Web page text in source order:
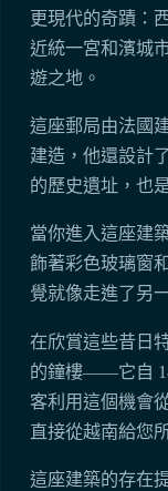
更現代的奇蹟：
近統一宮和濱城
遊之地。
這座郵局由法國
建造，他還設計
的歷史遺址，也
當你進入這座建
飾著彩色玻璃窗
覺就像走進了另
在欣賞這些昔日
的鐘樓——它自
客利用這個機會
直接從越南給您
這座建築的存在